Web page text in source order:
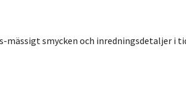
smycken och inredningsdetaljer i